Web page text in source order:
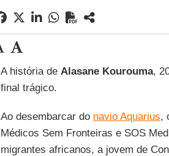
A história de Alasane Kourouma,
final trágico.
Ao desembarcar do navio Aquarius,
Médicos Sem Fronteiras e SOS
migrantes africanos, a jovem de